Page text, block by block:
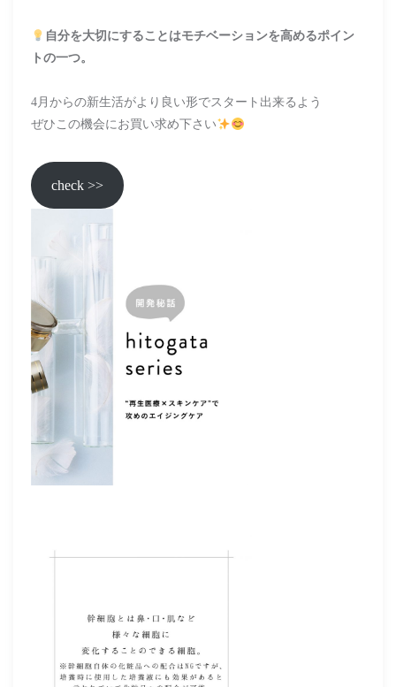
自分を大切にすることはモチベーションを高めるポイン
トの一つ。
4月からの新生活がより良い形でスタート出来るよう
ぜひこの機会にお買い求め下さい
check >>